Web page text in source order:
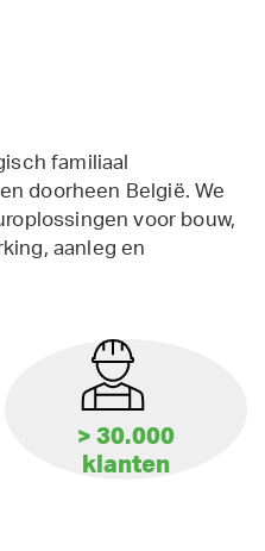
familiaal
doorheen België. We
voor bouw,
aanleg en
> 30.000
klanten